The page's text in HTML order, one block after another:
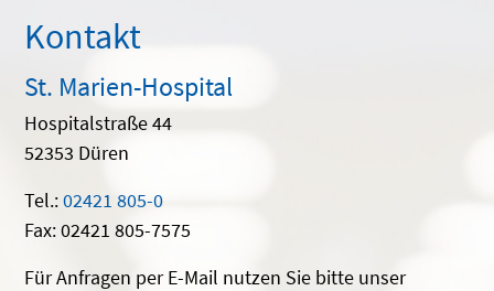
Kontakt
St. Marien-Hospital
Hospitalstraße 44
52353 Düren
Tel.:02421 805-0
Fax: 02421 805-7575
Für Anfragen per E-Mail nutzen Sie bitte unser